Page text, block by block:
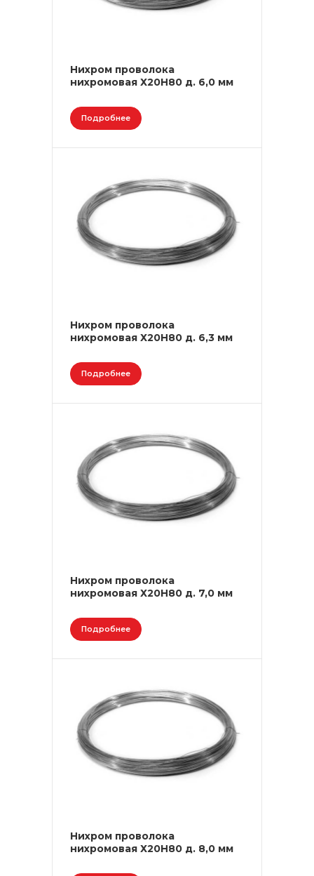
Нихром проволока
нихромовая Х20Н80 д. 6,0 мм
Подробнее
Нихром проволока
нихромовая Х20Н80 д. 6,3 мм
Подробнее
Нихром проволока
нихромовая Х20Н80 д. 7,0 мм
Подробнее
Нихром проволока
нихромовая Х20Н80 д. 8,0 мм